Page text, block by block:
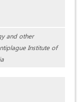
and other
Institute of